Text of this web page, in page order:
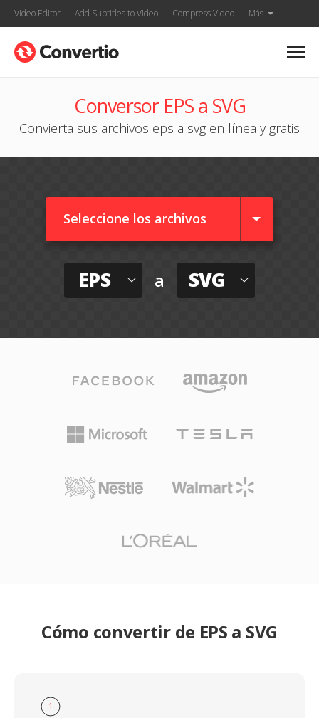
Video Editor Add Subtitles to Video Compress Video Más
Conversor EPS a SVG
Convierta sus archivos eps a svg en línea y gratis
Seleccione los archivos
EPS a SVG
Cómo convertir de EPS a SVG
1